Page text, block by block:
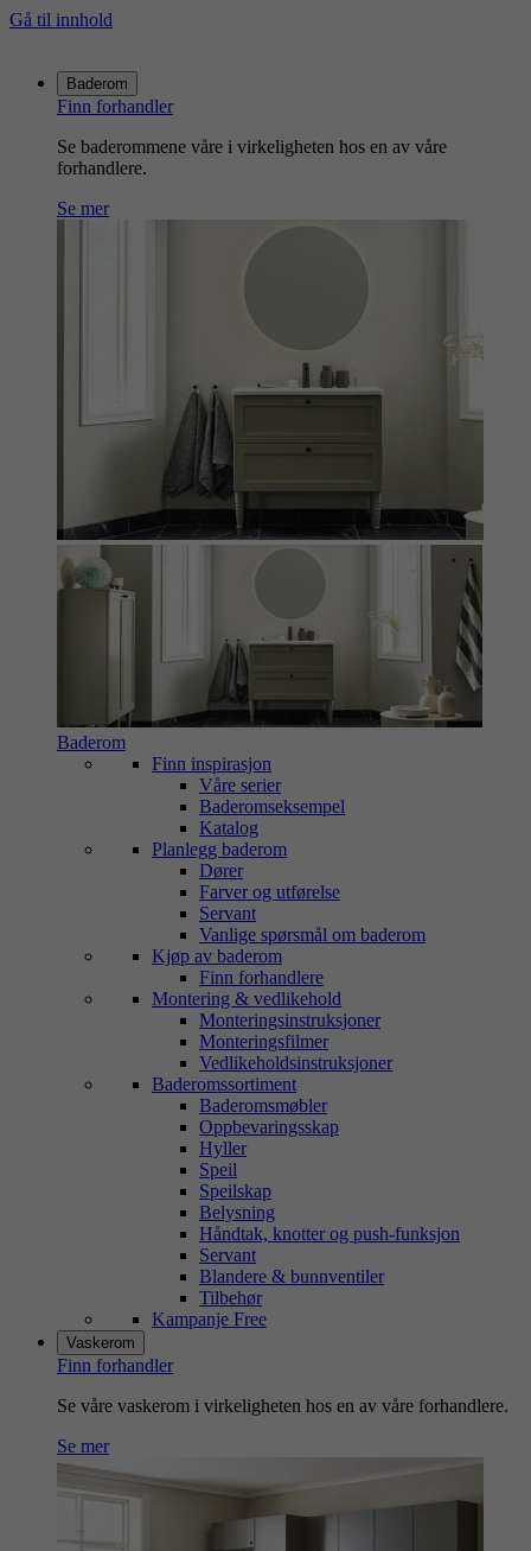
Gå til innhold
hjemmesiden
Baderom
Finn forhandler
Se baderommene våre i virkeligheten hos en av våre
forhandlere.
Se mer
Baderom
Finn inspirasjon
Våre serier
Baderomseksempel
Katalog
Planlegg baderom
Dører
Farver og utførelse
Servant
Vanlige spørsmål om baderom
Kjøp av baderom
Finn forhandlere
Montering & vedlikehold
Monteringsinstruksjoner
Monteringsfilmer
Vedlikeholdsinstruksjoner
Baderomssortiment
Baderomsmøbler
Oppbevaringsskap
Hyller
Speil
Speilskap
Belysning
Håndtak, knotter og push-funksjon
Servant
Blandere & bunnventiler
Tilbehør
Kampanje Free
Vaskerom
Finn forhandler
Se våre vaskerom i virkeligheten hos en av våre forhandlere.
Se mer